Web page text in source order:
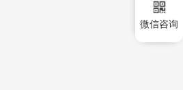
微信咨询